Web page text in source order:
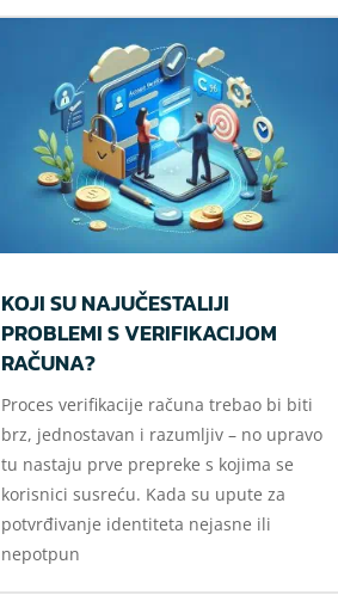
KOJI SU NAJUČESTALIJI
PROBLEMI S VERIFIKACIJOM
RAČUNA?
Proces verifikacije računa trebao bi biti
brz, jednostavan i razumljiv – no upravo
tu nastaju prve prepreke s kojima se
korisnici susreću. Kada su upute za
potvrđivanje identiteta nejasne ili
nepotpun